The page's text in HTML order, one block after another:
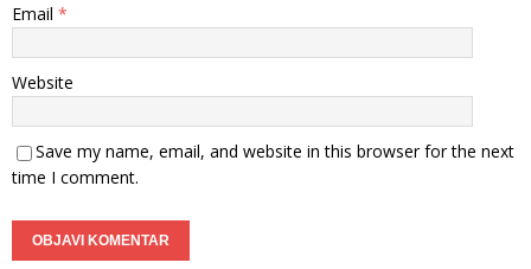
Email *
Website
Save my name, email, and website in this browser for the next
time I comment.